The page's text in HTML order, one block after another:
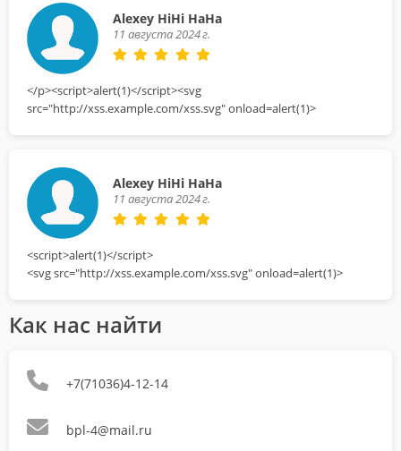
Alexey HiHi HaHa
11 августа 2024 г.
</p><script>alert(1)</script><svg
src="http://xss.example.com/xss.svg" onload=alert(1)>
Alexey HiHi HaHa
11 августа 2024 г.
<script>alert(1)</script>
<svg src="http://xss.example.com/xss.svg" onload=alert(1)>
Как нас найти
+7(71036)4-12-14
bpl-4@mail.ru